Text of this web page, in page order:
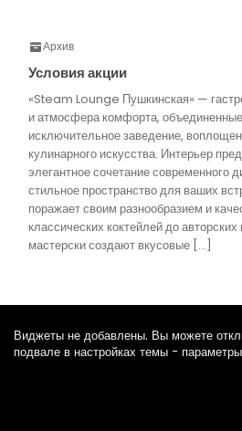
Архив
Условия акции
«Steam Lounge Пушкинская» —
и атмосфера комфорта,
исключительное заведение,
кулинарного искусства. Интерьер
элегантное сочетание современного
стильное пространство для ваших
поражает своим разнообразием и
классических коктейлей до
мастерски создают вкусовые […]
Виджеты не добавлены. Вы можете
подвале в настройках темы -